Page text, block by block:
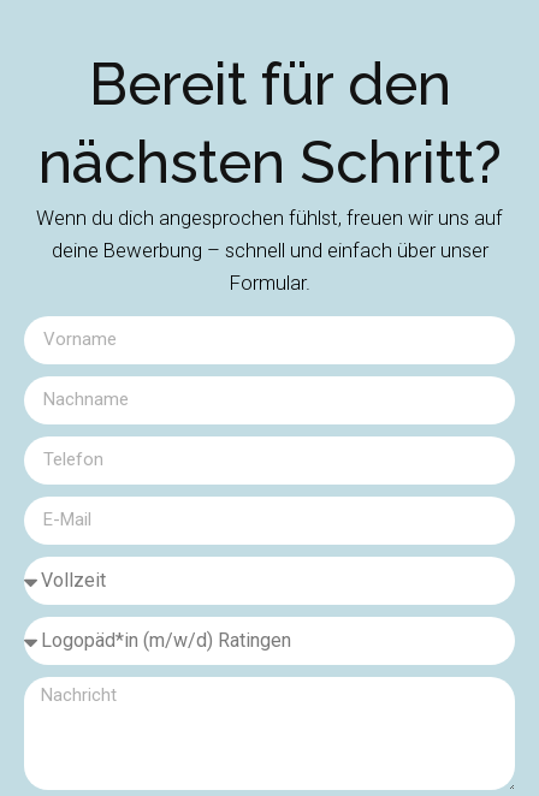
Bereit für den
nächsten Schritt?
Wenn du dich angesprochen fühlst, freuen wir uns auf
deine Bewerbung – schnell und einfach über unser
Formular.